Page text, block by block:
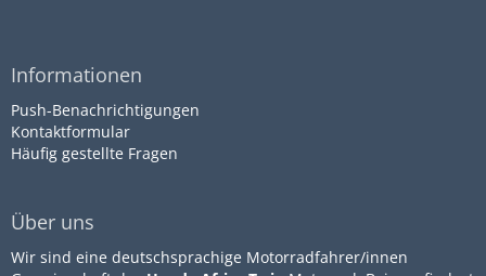
Informationen
Push-Benachrichtigungen
Kontaktformular
Häufig gestellte Fragen
Über uns
Wir sind eine deutschsprachige Motorradfahrer/innen